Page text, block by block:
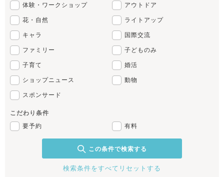
体験・ワークショップ アウトドア
花・自然 ライトアップ
キャラ 国際交流
ファミリー 子どものみ
子育て 婚活
ショップニュース 動物
スポンサード
こだわり条件
要予約
有料
この条件で検索する
検索条件をすべてリセットする